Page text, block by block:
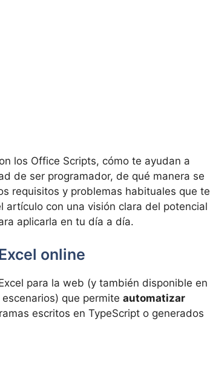
los Office Scripts, cómo te ayudan a
de ser programador, de qué manera se
requisitos y problemas habituales que te
artículo con una visión clara del potencial
aplicarla en tu día a día.
online
para la web (y también disponible en
que permite automatizar
escritos en TypeScript o generados